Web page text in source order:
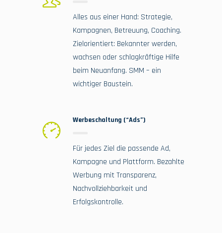
Alles aus einer Hand: Strategie,
Kampagnen, Betreuung, Coaching.
Zielorientiert: Bekannter werden,
wachsen oder schlagkräftige Hilfe
beim Neuanfang. SMM – ein
wichtiger Baustein.
Werbeschaltung (“Ads”)
Für jedes Ziel die passende Ad,
Kampagne und Plattform. Bezahlte
Werbung mit Transparenz,
Nachvollziehbarkeit und
Erfolgskontrolle.